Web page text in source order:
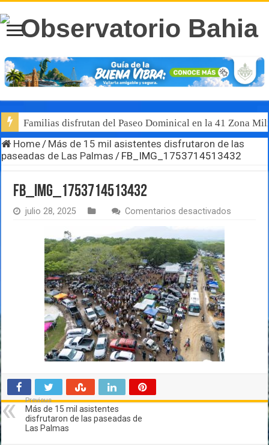
Familias disfrutan del Paseo Dominical en la 41 Zona
Home/ Más de 15 mil asistentes disfrutaron de las
paseadas de Las Palmas / FB_IMG_1753714513432
FB_IMG_1753714513432
julio 28, 2025 Comentarios desactivados
Previous
Más de 15 mil asistentes
disfrutaron de las paseadas de
Las Palmas